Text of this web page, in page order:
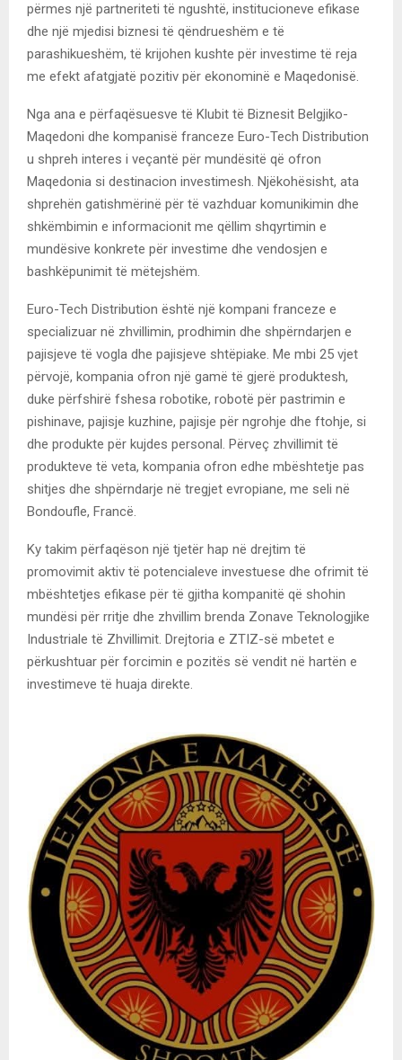
përmes një partneriteti të ngushtë, institucioneve efikase
dhe një mjedisi biznesi të qëndrueshëm e të
parashikueshëm, të krijohen kushte për investime të reja
me efekt afatgjatë pozitiv për ekonominë e Maqedonisë.
Nga ana e përfaqësuesve të Klubit të Biznesit Belgjiko-
Maqedoni dhe kompanisë franceze Euro-Tech Distribution
u shpreh interes i veçantë për mundësitë që ofron
Maqedonia si destinacion investimesh. Njëkohësisht, ata
shprehën gatishmërinë për të vazhduar komunikimin dhe
shkëmbimin e informacionit me qëllim shqyrtimin e
mundësive konkrete për investime dhe vendosjen e
bashkëpunimit të mëtejshëm.
Euro-Tech Distribution është një kompani franceze e
specializuar në zhvillimin, prodhimin dhe shpërndarjen e
pajisjeve të vogla dhe pajisjeve shtëpiake. Me mbi 25 vjet
përvojë, kompania ofron një gamë të gjerë produktesh,
duke përfshirë fshesa robotike, robotë për pastrimin e
pishinave, pajisje kuzhine, pajisje për ngrohje dhe ftohje, si
dhe produkte për kujdes personal. Përveç zhvillimit të
produkteve të veta, kompania ofron edhe mbështetje pas
shitjes dhe shpërndarje në tregjet evropiane, me seli në
Bondoufle, Francë.
Ky takim përfaqëson një tjetër hap në drejtim të
promovimit aktiv të potencialeve investuese dhe ofrimit të
mbështetjes efikase për të gjitha kompanitë që shohin
mundësi për rritje dhe zhvillim brenda Zonave Teknologjike
Industriale të Zhvillimit. Drejtoria e ZTIZ-së mbetet e
përkushtuar për forcimin e pozitës së vendit në hartën e
investimeve të huaja direkte.